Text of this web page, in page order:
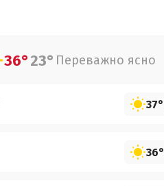
36°23° Переважно ясно
37°
36°